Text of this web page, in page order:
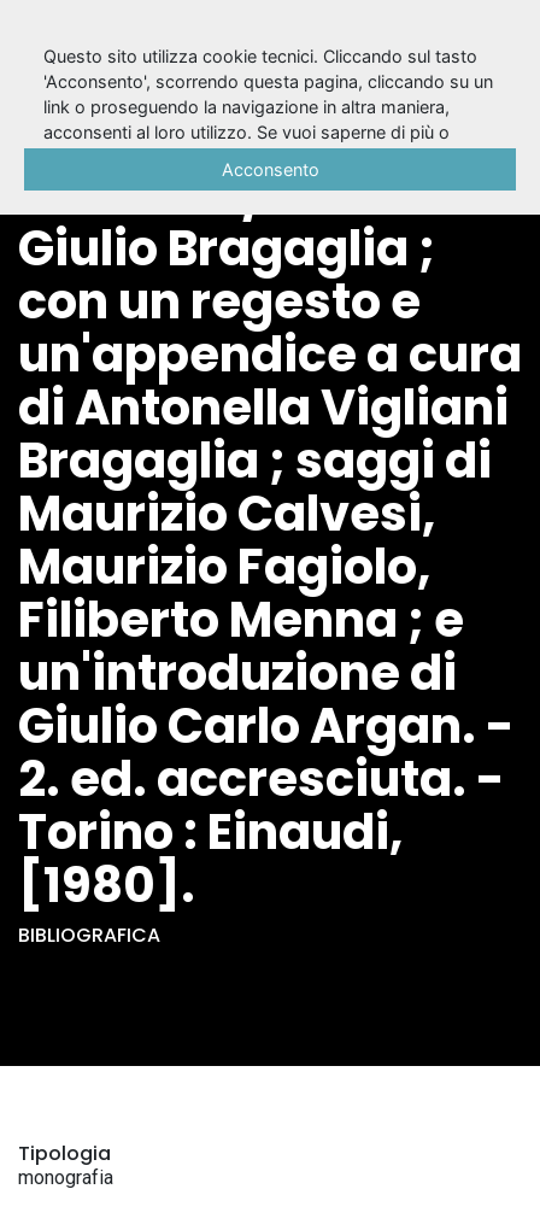
Fotodinamismo
futurista / Anton
Giulio Bragaglia ;
con un regesto e
un'appendice a cura
di Antonella Vigliani
Bragaglia ; saggi di
Maurizio Calvesi,
Maurizio Fagiolo,
Filiberto Menna ; e
un'introduzione di
Giulio Carlo Argan. -
2. ed. accresciuta. -
Torino : Einaudi,
[1980].
BIBLIOGRAFICA
Tipologia
monografia
Questo sito utilizza cookie tecnici. Cliccando sul tasto
'Acconsento', scorrendo questa pagina, cliccando su un
link o proseguendo la navigazione in altra maniera,
acconsenti al loro utilizzo. Se vuoi saperne di più o
Acconsento